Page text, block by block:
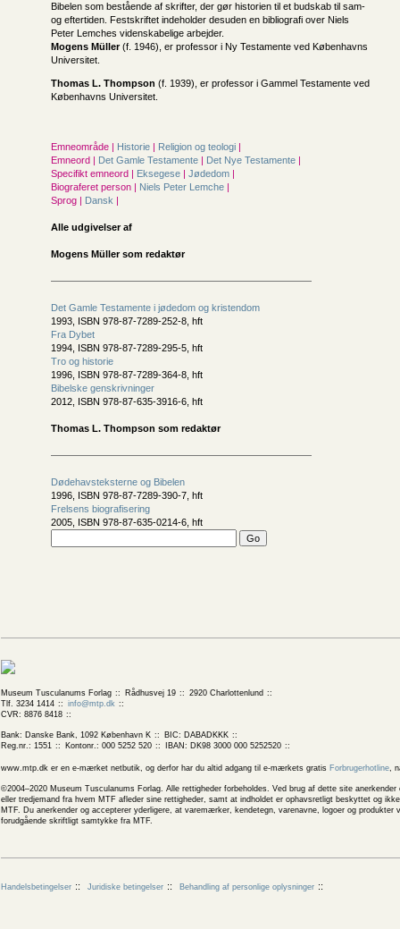
Bibelen som bestående af skrifter, der gør historien til et budskab til sam-
og eftertiden. Festskriftet indeholder desuden en bibliografi over Niels
Peter Lemches videnskabelige arbejder.
Mogens Müller(f. 1946), er professor i Ny Testamente ved Københavns
Universitet.
Thomas L. Thompson (f. 1939), er professor i Gammel Testamente ved
Københavns Universitet.
Emneområde | Historie | Religion og teologi |
Emneord | Det Gamle Testamente | Det Nye Testamente |
Specifikt emneord | Eksegese | Jødedom |
Biograferet person | Niels Peter Lemche |
Sprog | Dansk |
Alle udgivelser af
Mogens Müller som redaktør
Det Gamle Testamente i jødedom og kristendom
1993, ISBN 978-87-7289-252-8, hft
Fra Dybet
1994, ISBN 978-87-7289-295-5, hft
Tro og historie
1996, ISBN 978-87-7289-364-8, hft
Bibelske genskrivninger
2012, ISBN 978-87-635-3916-6, hft
Thomas L. Thompson som redaktør
Dødehavsteksterne og Bibelen
1996, ISBN 978-87-7289-390-7, hft
Frelsens biografisering
2005, ISBN 978-87-635-0214-6, hft
Museum Tusculanums Forlag Rådhusvej 19
2920 Charlottenlund
Tlf. 3234 1414
info@mtp.dk
CVR: 8876 8418
Bank: Danske Bank, 1092 København K
BIC: DABADKKK
Reg.nr.: 1551
Kontonr.: 000 5252 520 IBAN: DK98 3000 000 5252520
www.mtp.dk er en e-mærket netbutik, og derfor har du altid adgang til e-mærkets gratis Forbrugerhotline,
©2004–2020 Museum Tusculanums Forlag. Alle rettigheder forbeholdes. Ved brug af dette site
eller tredjemand fra hvem MTF afleder sine rettigheder, samt at indholdet er ophavsretligt beskyttet og
MTF. Du anerkender og accepterer yderligere, at varemærker, kendetegn, varenavne, logoer og
forudgående skriftligt samtykke fra MTF.
Handelsbetingelser Juridiske betingelser Behandling af personlige oplysninger